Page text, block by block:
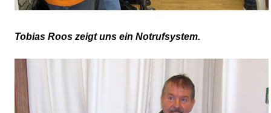
Tobias Roos zeigt uns ein Notrufsystem.